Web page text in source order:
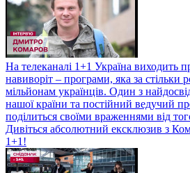
На телеканалі 1+1 Україна виходить
навиворіт – програми, яка за стільки
мільйонам українців. Один з
нашої країни та постійний ведучий
поділиться своїми враженнями від
Дивіться абсолютний ексклюзив з
1+1!